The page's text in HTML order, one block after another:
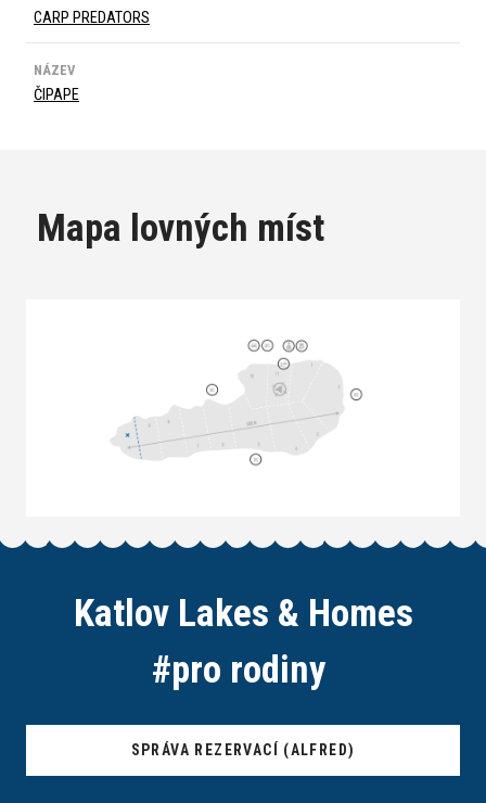
CARP PREDATORS
NÁZEV
ČIPAPE
Mapa lovných míst
Katlov Lakes & Homes
SPRÁVA REZERVACÍ (ALFRED)